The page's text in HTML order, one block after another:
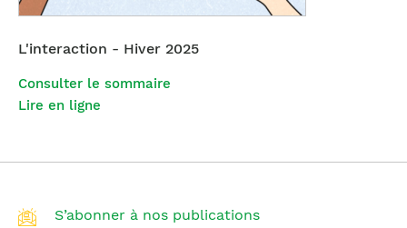
L'interaction - Hiver 2025
Consulter le sommaire
Lire en ligne
S’abonner à nos publications